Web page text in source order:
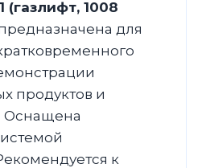
(газлифт, 1008
для
продуктов и
Оснащена
к